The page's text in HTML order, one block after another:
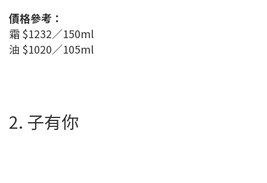
價格參考：
霜 $1232／150ml
油 $1020／105ml
2. 子有你